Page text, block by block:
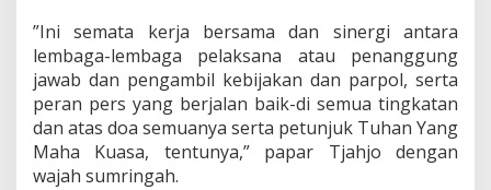
k
t
a
d
i
D
a
‎”Ini semata kerja bersama dan sinergi antara
lembaga-lembaga pelaksana atau penanggung
jawab dan pengambil kebijakan dan parpol, serta
peran pers yang berjalan baik-di semua tingkatan
dan atas doa semuanya serta petunjuk Tuhan Yang
Maha Kuasa, tentunya,” papar Tjahjo dengan
wajah sumringah.